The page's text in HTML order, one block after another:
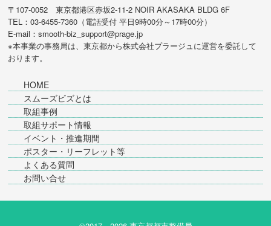
〒107-0052 東京都港区赤坂2-11-2 NOIR AKASAKA BLDG 6F
TEL：03-6455-7360（電話受付 平日9時00分～17時00分）
E-mail：smooth-biz_support@prage.jp
※本事業の事務局は、東京都から株式会社プラージュに運営を委託して
おります。
HOME
スムーズビズとは
取組事例
取組サポート情報
イベント・推進期間
ポスター・リーフレット等
よくある質問
お問い合せ